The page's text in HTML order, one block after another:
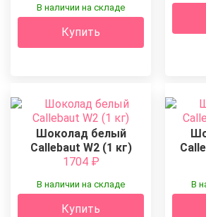
В наличии на складе
Купить
Шоколад белый
Callebaut W2 (1 кг)
1704 ₽
В наличии на складе
Купить
В